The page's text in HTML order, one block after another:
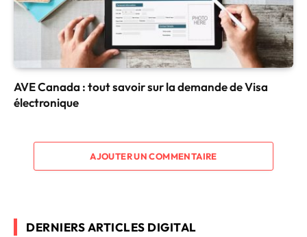
AVE Canada : tout savoir sur la demande de Visa
électronique
AJOUTER UN COMMENTAIRE
DERNIERS ARTICLES DIGITAL